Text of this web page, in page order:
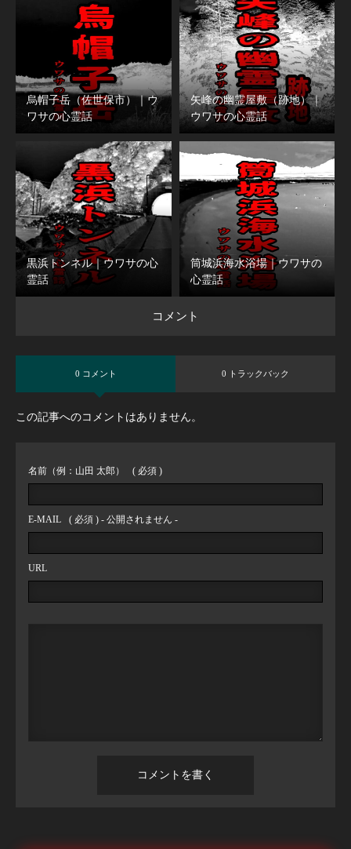
烏帽子岳（佐世保市）｜ウ
ワサの心霊話
矢峰の幽霊屋敷（跡地）｜
ウワサの心霊話
黒浜トンネル｜ウワサの心
霊話
筒城浜海水浴場｜ウワサの
心霊話
コメント
0 コメント 0 トラックバック
この記事へのコメントはありません。
名前（例：山田 太郎） ( 必須 )
E-MAIL ( 必須 ) - 公開されません -
URL